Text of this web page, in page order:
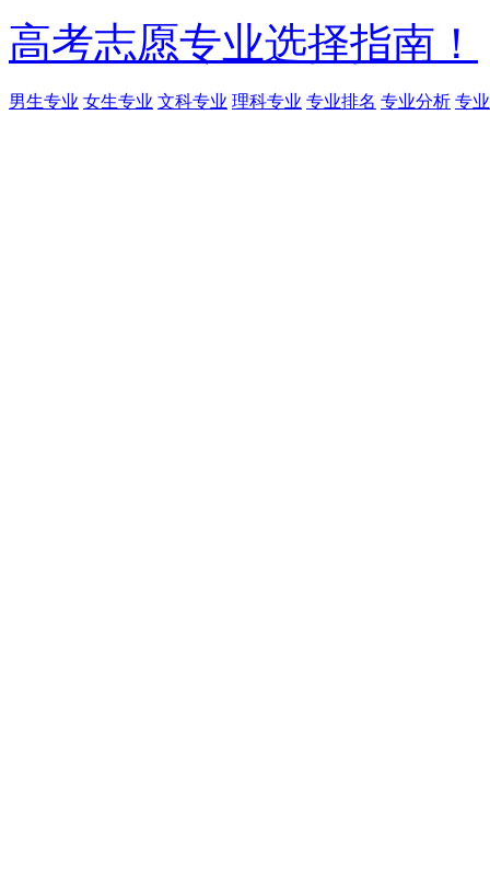
高考志愿专业选择指南！
男生专业 女生专业 文科专业 理科专业 专业排名 专业分析 专